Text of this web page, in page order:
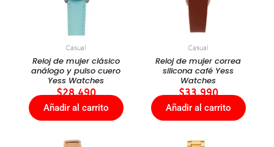
Casual
Reloj de mujer clásico
análogo y pulso cuero
Yess Watches
$28.490
Añadir al carrito
Casual
Reloj de mujer correa
silicona café Yess
Watches
$33.990
Añadir al carrito